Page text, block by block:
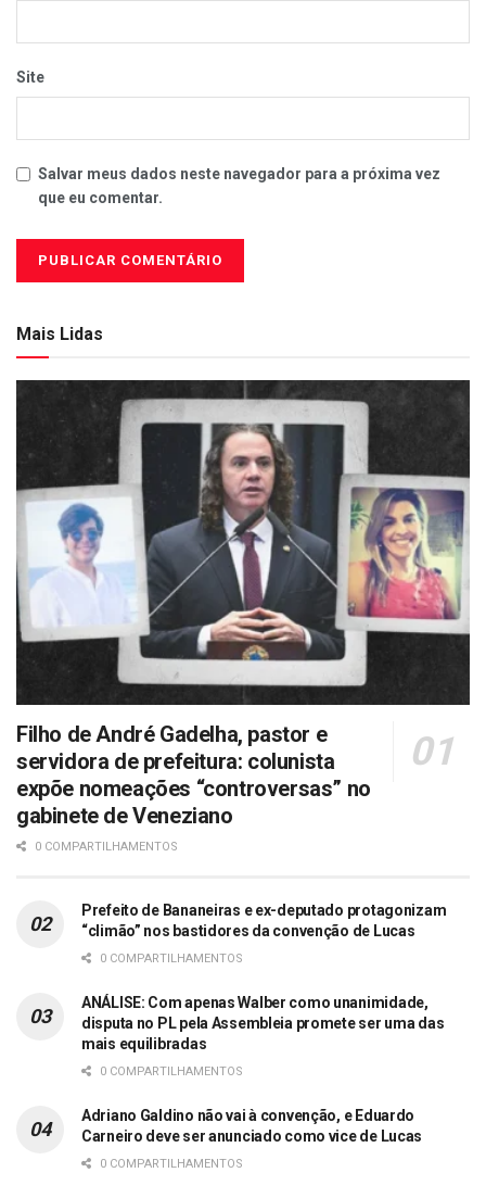
Site
Salvar meus dados neste navegador para a próxima vez
que eu comentar.
Mais Lidas
Filho de André Gadelha, pastor e
servidora de prefeitura: colunista
expõe nomeações “controversas” no
gabinete de Veneziano
0 COMPARTILHAMENTOS
Prefeito de Bananeiras e ex-deputado protagonizam
“climão” nos bastidores da convenção de Lucas
0 COMPARTILHAMENTOS
ANÁLISE: Com apenas Walber como unanimidade,
disputa no PL pela Assembleia promete ser uma das
mais equilibradas
0 COMPARTILHAMENTOS
Adriano Galdino não vai à convenção, e Eduardo
Carneiro deve ser anunciado como vice de Lucas
0 COMPARTILHAMENTOS